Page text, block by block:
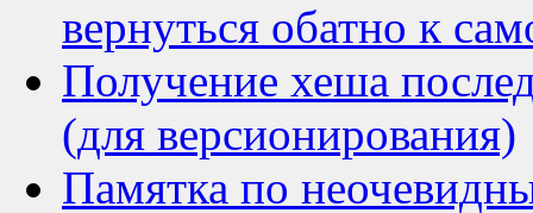
вернуться обатно к
Получение хеша
(для версионирования)
Памятка по